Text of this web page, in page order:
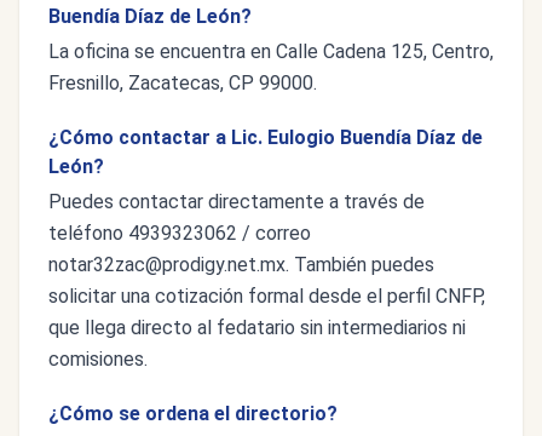
Buendía Díaz de León?
La oficina se encuentra en Calle Cadena 125, Centro,
Fresnillo, Zacatecas, CP 99000.
¿Cómo contactar a Lic. Eulogio Buendía Díaz de
León?
Puedes contactar directamente a través de
teléfono 4939323062 / correo
notar32zac@prodigy.net.mx. También puedes
solicitar una cotización formal desde el perfil CNFP,
que llega directo al fedatario sin intermediarios ni
comisiones.
¿Cómo se ordena el directorio?